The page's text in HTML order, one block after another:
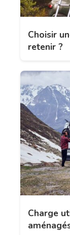
Choisir
retenir ?
Charge